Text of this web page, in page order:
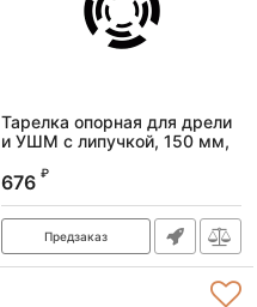
Тарелка опорная для дрели
и УШМ с липучкой, 150 мм,
на d8 Denzel
Артикул: 76249
676 ₽
Предзаказ